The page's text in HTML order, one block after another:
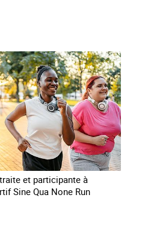
et participante à
Sine Qua None Run